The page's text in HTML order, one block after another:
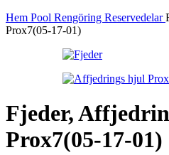
Hem Pool Rengöring Reservedelar
Prox7(05-17-01)
Fjeder,
Prox7(05-17-01)